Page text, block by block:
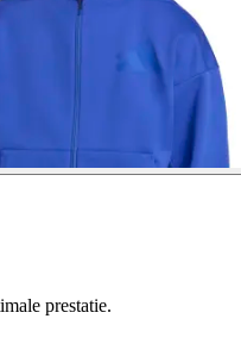
prestatie.